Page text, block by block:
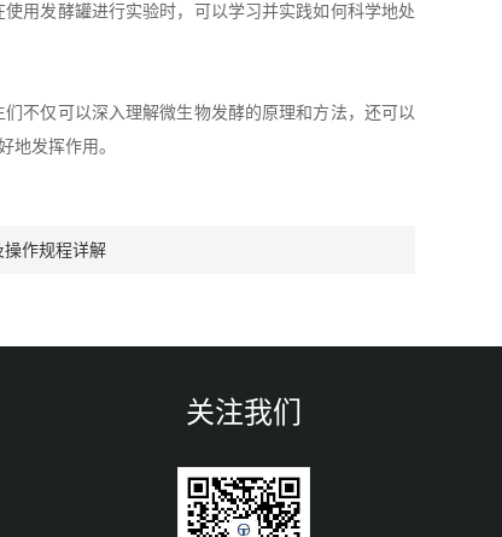
用发酵罐进行实验时，可以学习并实践如何科学地处
不仅可以深入理解微生物发酵的原理和方法，还可以
地发挥作用。
操作规程详解
关注我们